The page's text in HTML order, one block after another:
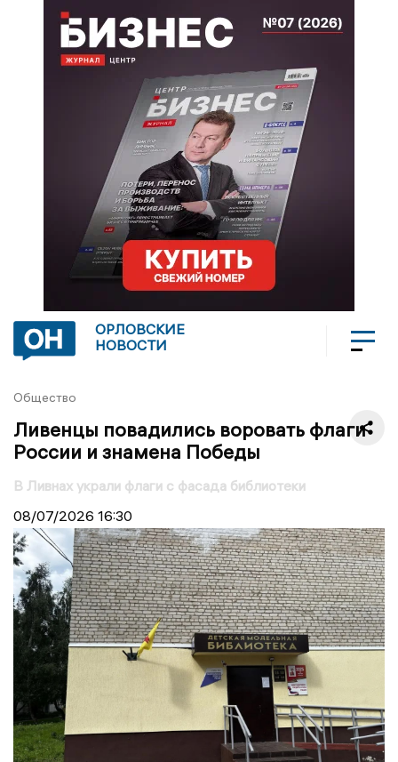
ОРЛОВСКИЕ
НОВОСТИ
Общество
Ливенцы повадились воровать флаги
России и знамена Победы
В Ливнах украли флаги с фасада библиотеки
08/07/2026 16:30